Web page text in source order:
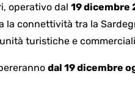
operativo dal 19 dicembre
la connettività tra la
turistiche e
dal 19 dicembre